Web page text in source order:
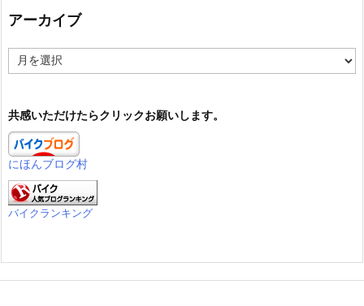
アーカイブ
ー
ブ
共感いただけたらクリックお願いします。
にほんブログ村
バイクランキング